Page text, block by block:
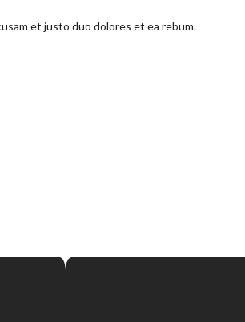
et justo duo dolores et ea rebum.